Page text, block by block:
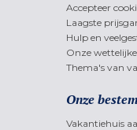
Accepteer
Laagste
Hulp en
Onze
Thema's van
Onze
Vakantiehuis